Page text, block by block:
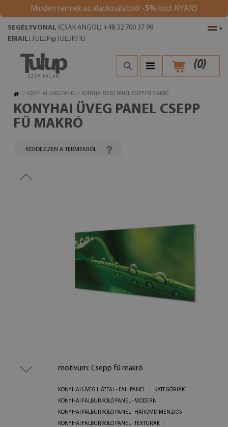
Minden termék az alapkínálatból -5% kód: NYAR5
▾
SEGÉLYVONAL (CSAK ANGOL) +48 32 700 37 99
EMAIL: TULUP@TULUP.HU
(0)
/ KONYHAI ÜVEG PANEL / KONYHAI ÜVEG PANEL CSEPP FŰ MAKRÓ
KONYHAI ÜVEG PANEL CSEPP
FŰ MAKRÓ
KÉRDEZZEN A TERMÉKRŐL
motívum: Csepp fű makró
KONYHAI ÜVEG HÁTFAL - FALI PANEL
KATEGÓRIÁK
KONYHAI FALBURKOLÓ PANEL - MODERN
KONYHAI FALBURKOLÓ PANEL - HÁROMDIMENZIÓS
KONYHAI FALBURKOLÓ PANEL - TEXTÚRÁK